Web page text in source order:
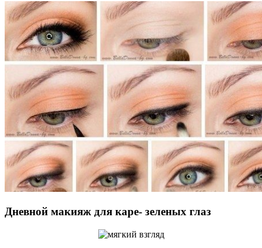
Дневной макияж для каре- зеленых глаз